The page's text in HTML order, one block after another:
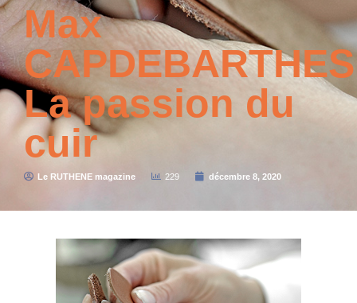
Max
CAPDEBARTHES
La passion du
cuir
Le RUTHENE magazine 229 décembre 8, 2020